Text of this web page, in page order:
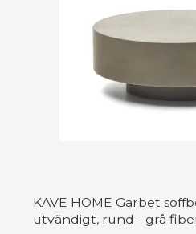
KAVE HOME Garbet
utvändigt, rund - grå